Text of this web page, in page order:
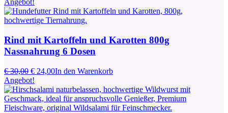
war:
€ 6,00
ist:
€ 5,00.
Angebot!
Rind mit Kartoffeln und Karotten 800g
Nassnahrung 6 Dosen
€30,00 Ursprünglicher
Preis
war:
€ 30,00
€ 24,00Aktueller
ist:
€ 24,00.
In den Warenkorb
Angebot!